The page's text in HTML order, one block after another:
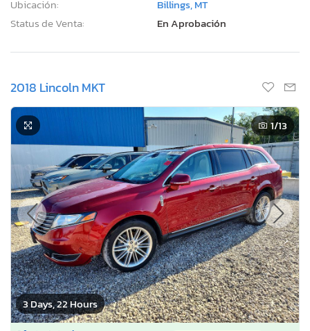
Ubicación:
Billings, MT
Status de Venta:
En Aprobación
2018 Lincoln MKT
3 Days, 22 Hours
1/13